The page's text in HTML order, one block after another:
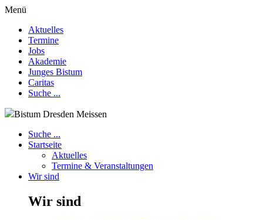
Menü
Aktuelles
Termine
Jobs
Akademie
Junges Bistum
Caritas
Suche ...
Bistum Dresden Meissen
Suche ...
Startseite
Aktuelles
Termine & Veranstaltungen
Wir sind
Wir sind